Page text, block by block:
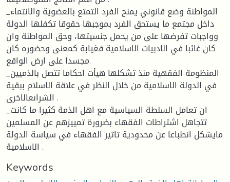
_المواطنة وضع قانوني يمنح الفرد التمتع بالعضوية والانتماء
داخل مجتمع ما يستحق الفرد بموجبها حقوقا تكفلها الدولة
وواجبات تفرضها على من يحمل جنسيتها، وحق المواطنة وان
كان غائبا في الادبيات الاسلامية فغيابة كمعنى وحضوره كان
مجسدا على ارض الواقع.
_المنظومة الفقهية منذ تشكلها هيأت احكاما تتصل بالذميين
في الدولة الاسلامية من خلال النظر في علاقة الاسلام ببقية
الشراىعالاخرى .
_ان تعامل السلطة السياسية مع اهل الذمة كثيرا ما كانت
تتجاهل اشتراطات الفقهاء بضرورة تمييزهم عن المسلمين
مايشكل انطباعا عن محدودية تاثير الفقهاء في سياسة الدولة
الاسلامية .
Keywords